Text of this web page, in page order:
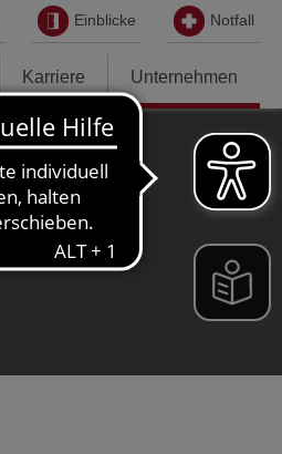
Einblicke Notfall
Karriere Unternehmen